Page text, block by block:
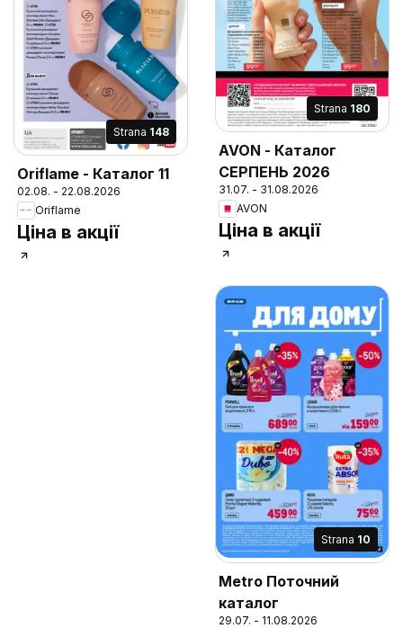
Strana 148
Oriflame - Каталог 11
02.08. - 22.08.2026
Oriflame
Ціна в акції
Strana 180
AVON - Каталог
СЕРПЕНЬ 2026
31.07. - 31.08.2026
AVON
Ціна в акції
Strana 10
Metro Поточний
каталог
29.07. - 11.08.2026